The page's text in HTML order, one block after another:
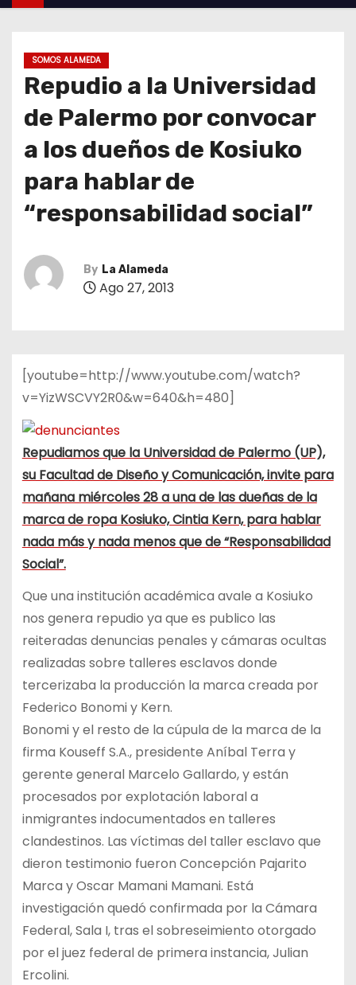
SOMOS ALAMEDA
Repudio a la Universidad
de Palermo por convocar
a los dueños de Kosiuko
para hablar de
“responsabilidad social”
By La Alameda
Ago 27, 2013
[youtube=http://www.youtube.com/watch?
v=YizWSCVY2R0&w=640&h=480]
Repudiamos que la Universidad de Palermo (UP),
su Facultad de Diseño y Comunicación, invite para
mañana miércoles 28 a una de las dueñas de la
marca de ropa Kosiuko, Cintia Kern, para hablar
nada más y nada menos que de “Responsabilidad
Social”.
Que una institución académica avale a Kosiuko
nos genera repudio ya que es publico las
reiteradas denuncias penales y cámaras ocultas
realizadas sobre talleres esclavos donde
tercerizaba la producción la marca creada por
Federico Bonomi y Kern.
Bonomi y el resto de la cúpula de la marca de la
firma Kouseff S.A., presidente Aníbal Terra y
gerente general Marcelo Gallardo, y están
procesados por explotación laboral a
inmigrantes indocumentados en talleres
clandestinos. Las víctimas del taller esclavo que
dieron testimonio fueron Concepción Pajarito
Marca y Oscar Mamani Mamani. Está
investigación quedó confirmada por la Cámara
Federal, Sala I, tras el sobreseimiento otorgado
por el juez federal de primera instancia, Julian
Ercolini.